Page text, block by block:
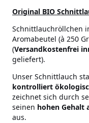
Original BIO
Schnittlauchröllchen
Aromabeutel (à 250
(Versandkostenfrei
geliefert).
Unser Schnittlauch
kontrolliert
zeichnet sich durch
seinen hohen Gehalt
aus.